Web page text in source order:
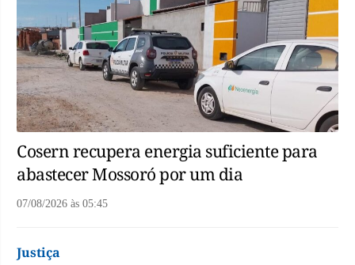
Cosern recupera energia suficiente para
abastecer Mossoró por um dia
07/08/2026 às 05:45
Justiça